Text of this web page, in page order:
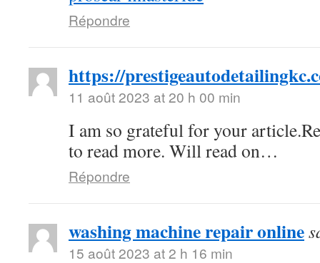
Répondre
https://
11 août 2023 at 20 h 00 min
I am so grateful for your
to read more. Will read on…
Répondre
washing machine repair online
15 août 2023 at 2 h 16 min